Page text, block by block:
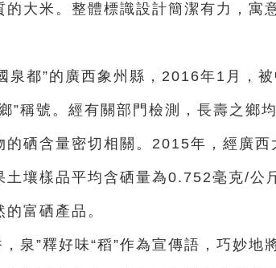
的大米。整體標識設計簡潔有力，寓
泉都”的廣西象州縣，2016年1月，
”稱號。經有關部門檢測，長壽之鄉
的硒含量密切相關。2015年，經廣
土壤樣品平均含硒量為0.752毫克/公
富硒產品。
泉”釋好味“稻”作為宣傳語，巧妙地